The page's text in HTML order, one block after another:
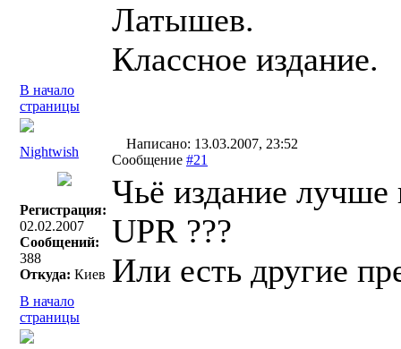
Латышев.
Классное издание.
В начало
страницы
Nightwish
Написано: 13.03.2007, 23:52
Сообщение #21
Регистрация:
02.02.2007
Сообщений:
388
Откуда: Киев
Чьё издание
UPR ???
Или есть другие
В начало
страницы